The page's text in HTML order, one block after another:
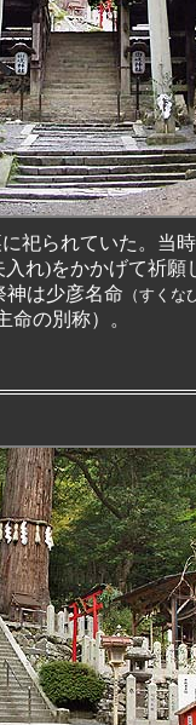
祀られていた。当
神は少彦名命 （すく
命の別称）。